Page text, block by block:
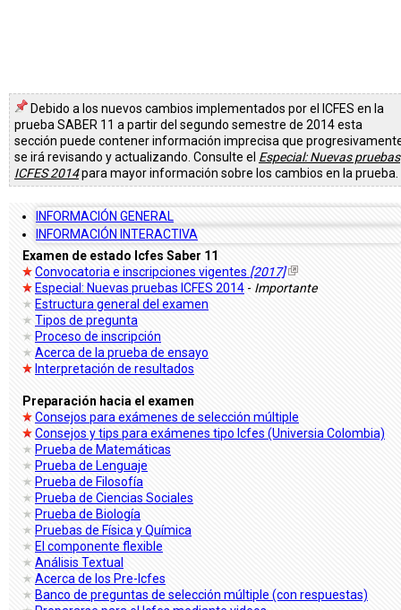
Debido a los nuevos cambios implementados por el ICFES en la
prueba SABER 11 a partir del segundo semestre de 2014 esta
sección puede contener información imprecisa que
se irá revisando y actualizando. Consulte el Especial: Nuevas pruebas
ICFES 2014para mayor información sobre los cambios en la prueba.
INFORMACIÓN GENERAL
INFORMACIÓN INTERACTIVA
Examen de estado Icfes Saber 11
Convocatoria e inscripciones vigentes [2017]
Especial: Nuevas pruebas ICFES 2014 - Importante
Estructura general del examen
Tipos de pregunta
Proceso de inscripción
Acerca de la prueba de ensayo
Interpretación de resultados
Preparación hacia el examen
Consejos para exámenes de selección múltiple
Consejos y tips para exámenes tipo Icfes (Universia Colombia)
Prueba de Matemáticas
Prueba de Lenguaje
Prueba de Filosofía
Prueba de Ciencias Sociales
Prueba de Biología
Pruebas de Física y Química
El componente flexible
Análisis Textual
Acerca de los Pre-Icfes
Banco de preguntas de selección múltiple (con respuestas)